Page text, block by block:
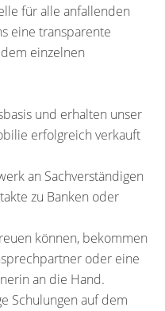
für alle anfallenden
eine transparente
einzelnen
und erhalten unser
erfolgreich verkauft
an Sachverständigen
zu Banken oder
können, bekommen
oder eine
an die Hand.
Schulungen auf dem